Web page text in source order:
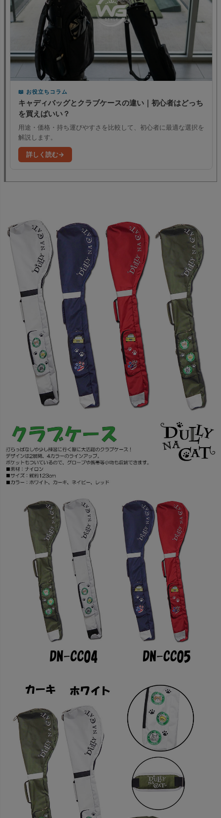
お役立ちコラム
キャディバッグとクラブケースの違い｜初心者はどっち
を買えばいい？
用途・価格・持ち運びやすさを比較して、初心者に最適な選択を
解説します。
詳しく読む